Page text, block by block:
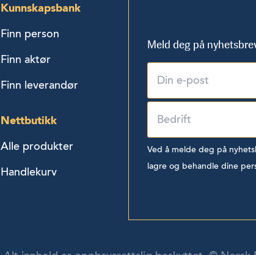
Kunnskapsbank
Finn person
Finn aktør
Finn leverandør
Nettbutikk
Alle produkter
Handlekurv
Meld deg på
Ved å melde deg på
lagre og behandle dine